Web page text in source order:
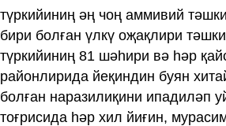
түркийиниң әң чоң аммивий
бири болған үлкү оҗақлири
түркийиниң 81 шәһири вә һәр
районлирида йеқиндин буян
болған наразилиқини ипадиләп
тоғрисида һәр хил йиғин,